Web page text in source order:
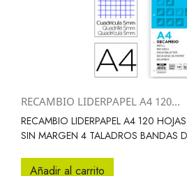
RECAMBIO LIDERPAPEL A4 120...
RECAMBIO LIDERPAPEL A4 120
SIN MARGEN 4 TALADROS BANDAS
Añadir al carrito